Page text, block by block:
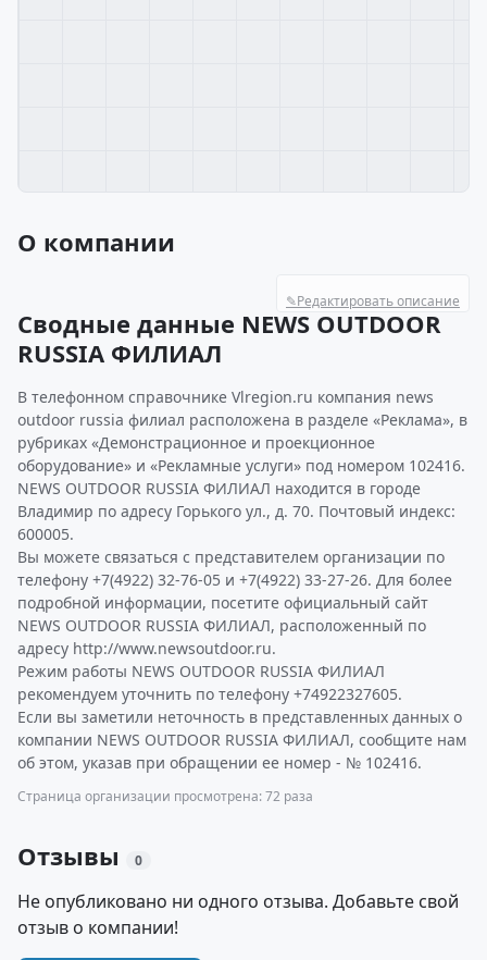
О компании
✎Редактировать описание
Сводные данные NEWS OUTDOOR
RUSSIA ФИЛИАЛ
В телефонном справочнике Vlregion.ru компания news
outdoor russia филиал расположена в разделе «Реклама», в
рубриках «Демонстрационное и проекционное
оборудование» и «Рекламные услуги» под номером 102416.
NEWS OUTDOOR RUSSIA ФИЛИАЛ находится в городе
Владимир по адресу Горького ул., д. 70. Почтовый индекс:
600005.
Вы можете связаться с представителем организации по
телефону +7(4922) 32-76-05 и +7(4922) 33-27-26. Для более
подробной информации, посетите официальный сайт
NEWS OUTDOOR RUSSIA ФИЛИАЛ, расположенный по
адресу http://www.newsoutdoor.ru.
Режим работы NEWS OUTDOOR RUSSIA ФИЛИАЛ
рекомендуем уточнить по телефону +74922327605.
Если вы заметили неточность в представленных данных о
компании NEWS OUTDOOR RUSSIA ФИЛИАЛ, сообщите нам
об этом, указав при обращении ее номер - № 102416.
Страница организации просмотрена: 72 раза
Отзывы 0
Не опубликовано ни одного отзыва. Добавьте свой
отзыв о компании!